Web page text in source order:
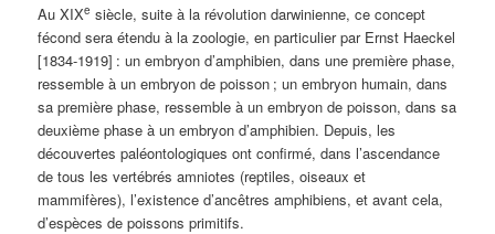
Au XIXe siècle, suite à la révolution darwinienne, ce concept
fécond sera étendu à la zoologie, en particulier par Ernst Haeckel
[1834-1919] : un embryon d’amphibien, dans une première phase,
ressemble à un embryon de poisson ; un embryon humain, dans
sa première phase, ressemble à un embryon de poisson, dans sa
deuxième phase à un embryon d’amphibien. Depuis, les
découvertes paléontologiques ont confirmé, dans l’ascendance
de tous les vertébrés amniotes (reptiles, oiseaux et
mammifères), l’existence d’ancêtres amphibiens, et avant cela,
d’espèces de poissons primitifs.